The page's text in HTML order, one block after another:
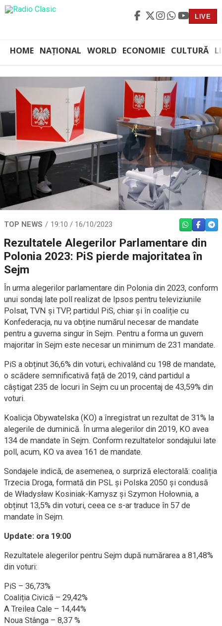
LIVE
HOME NAȚIONAL WORLD ECONOMIE CULTURĂ
TOP NEWS 19:10 / 16/10/2023 WHATSAPP
Rezultatele Alegerilor Parlamentare din
Polonia 2023: PiS pierde majoritatea în
Sejm
În urma alegerilor parlamentare din Polonia din 2023, conform
unui sondaj late poll realizat de Ipsos pentru televiziunile
Polsat, TVN și TVP, partidul PiS, chiar și în coaliție cu
Konfederacja, nu va obține numărul necesar de mandate
pentru a guverna singur în Sejm. Pentru a forma un guvern
majoritar în Sejm este necesar un minimum de 231 mandate.
PiS a obținut 36,6% din voturi, echivalând cu 198 de mandate,
o scădere semnificativă față de 2019, când partidul a
câștigat 235 de locuri în Sejm cu un procentaj de 43,59% din
voturi.
Koalicja Obywatelska (KO) a înregistrat un rezultat de 31% la
alegerile de duminică. În urma alegerilor din 2019, KO avea
134 de mandate în Sejm. Conform rezultatelor sondajului late
poll, acum, KO va avea 161 de mandate.
Sondajele indică, de asemenea, o surpriză electorală: coaliția
Trzecia Droga, formată din PSL și Polska 2050 și condusă
de Władysław Kosiniak-Kamysz și Szymon Hołownia, a
obținut 13,5% din voturi, ceea ce s-ar traduce în 57 de
mandate în Sejm.
Update: ora 19:00
Rezultatele alegerilor pentru Sejm după numărarea a 81,48%
din voturi:
PiS – 36,73%
Coaliția Civică – 29,42%
A Treilea Cale – 14,44%
Noua Stânga – 8,37 %